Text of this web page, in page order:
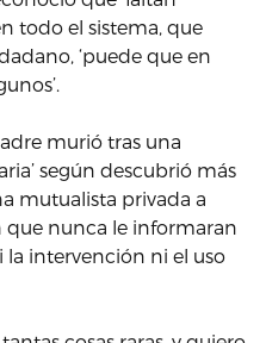
todo el sistema, que
‘puede que en
murió tras una
según descubrió más
mutualista privada a
nunca le informaran
intervención ni el uso